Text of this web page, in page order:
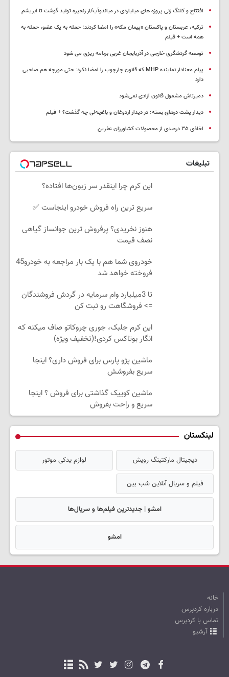
افتتاح و کلنگ زنی پروژه های میلیاردی در میاندوآب/از زنجیره تولید گوشت تا ابریشم
ترکیه، عربستان و پاکستان «پیمان مکه» را امضا کردند؛ حمله به یک عضو، حمله به
همه است + فیلم
توسعه گردشگری خارجی در آذربایجان غربی برنامه ریزی می شود
پیام معنادار نماینده MHP که قانون چارچوب را امضا نکرد: حتی مورچه هم صاحبی
دارد
دمیرتاش مشمول قانون آزادی نمی‌شود
دیدار پشت درهای بسته؛ در دیدار اردوغان و باغچه‌لی چه گذشت؟ + فیلم
اخاذی ۳۵ درصدی از محصولات کشاورزان عفرین
تبلیغات
این کرم چرا اینقدر سر زبون‌ها افتاده؟
سریع ترین راه فروش خودرو اینجاست ✅
هنوز نخریدی؟ پرفروش ترین جوانساز گیاهی
نصف قیمت
خودروی شما هم با یک بار مراجعه به خودرو45
فروخته خواهد شد
تا 3میلیارد وام سرمایه در گردش فروشندگان
=> فروشگاهت رو ثبت کن
این کرم جلبک، جوری چروکاتو صاف میکنه که
انگار بوتاکس کردی!(تخفیف ویژه)
ماشین پژو پارس برای فروش داری؟ اینجا
سریع بفروشش
ماشین کوییک گذاشتی برای فروش ؟ اینجا
سریع و راحت بفروش
لینکستان
دیجیتال مارکتینگ رویش لوازم یدکی موتور
فیلم و سریال آنلاین شب بین
امشو | جدیدترین فیلم‌ها و سریال‌ها
امشو
خانه
درباره کردپرس
تماس با کردپرس
آرشیو